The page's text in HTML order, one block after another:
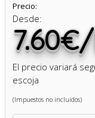
Precio:
Desde:
El precio variará
escoja
(Impuestos no incluidos)